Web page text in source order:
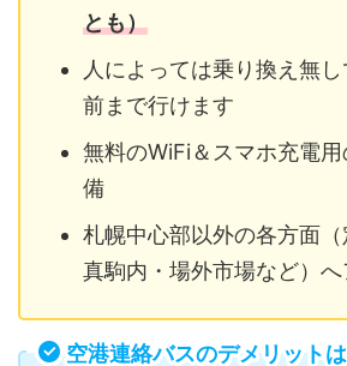
とも）
人によっては乗り換え無
前まで行けます
無料のWiFi＆スマホ充電
備
札幌中心部以外の各方面（
真駒内・場外市場など）
空港連絡バスのデメリットは